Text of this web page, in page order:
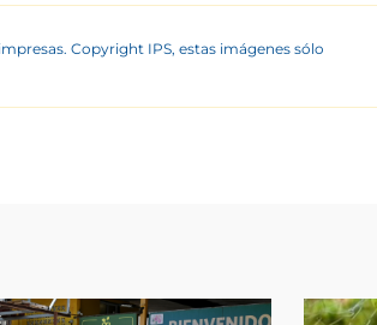
Copyright IPS, estas imágenes sólo